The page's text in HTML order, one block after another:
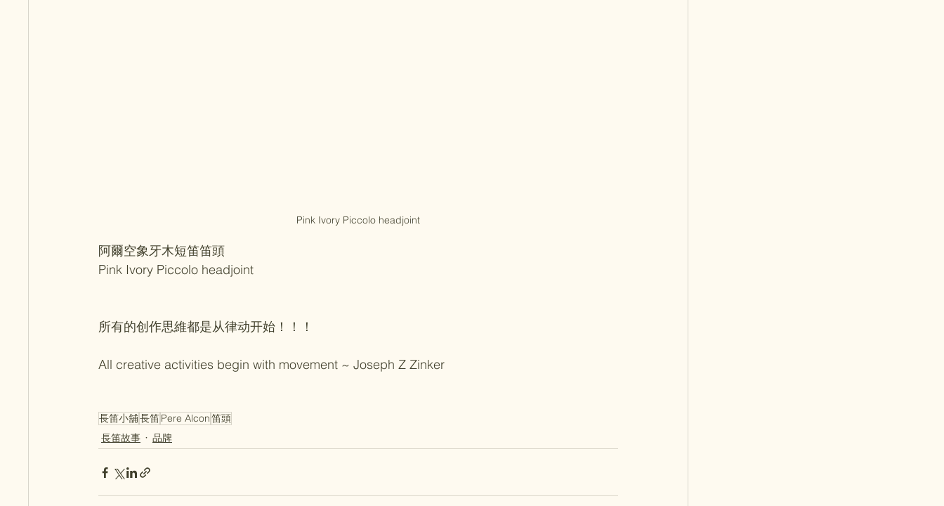
Pink Ivory Piccolo headjoint
阿爾空象牙木短笛笛頭
Pink Ivory Piccolo headjoint
所有的创作思維都是从律动开始！！！
All creative activities begin with movement ~ Joseph Z Zinker
長笛小舖長笛Pere Alcon笛頭
長笛故事
品牌